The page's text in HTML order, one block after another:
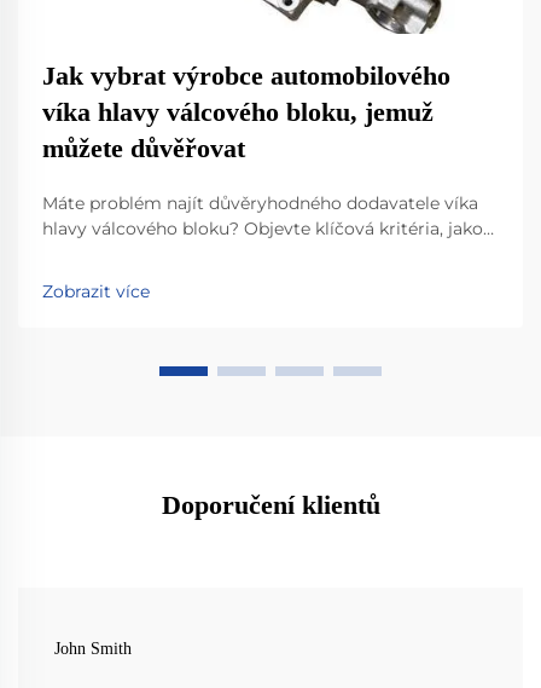
Jak vybrat výrobce automobilového
víka hlavy válcového bloku, jemuž
můžete důvěřovat
Máte problém najít důvěryhodného dodavatele víka
hlavy válcového bloku? Objevte klíčová kritéria, jako
inovace v lehkých konstrukcích. Zjistěte, jak nejlepší
výrobci zajišťují výkon, kompatibilitu a připravenost
Zobrazit více
Doporučení klientů
John Smith